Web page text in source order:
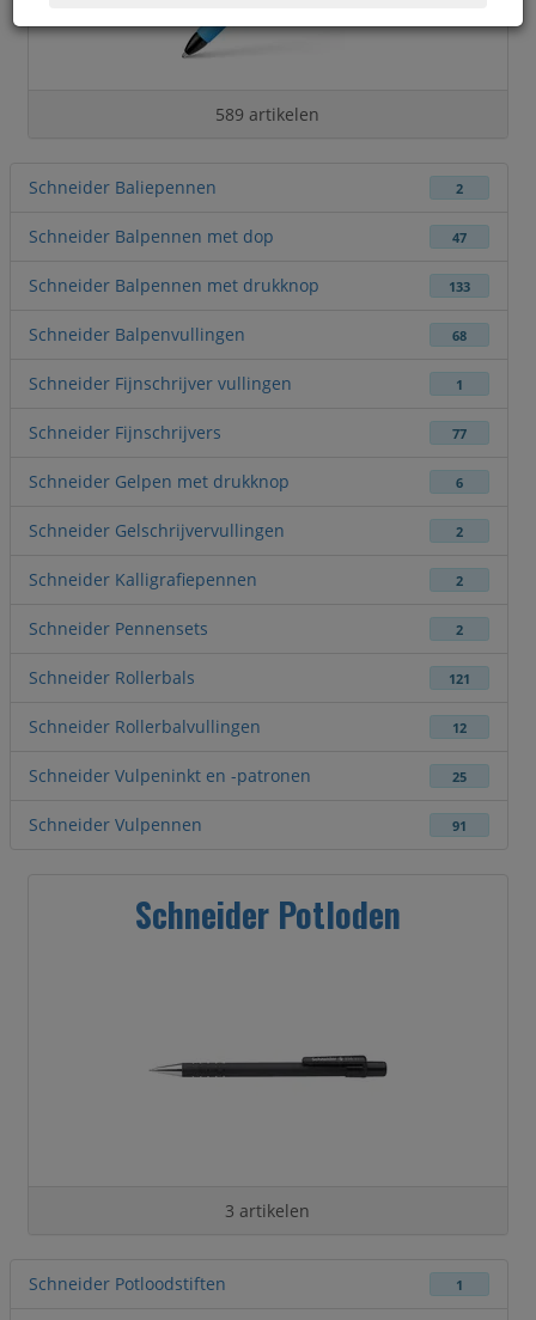
589 artikelen
Schneider Baliepennen 2
Schneider Balpennen met dop 47
Schneider Balpennen met drukknop 133
Schneider Balpenvullingen 68
Schneider Fijnschrijver vullingen 1
Schneider Fijnschrijvers 77
Schneider Gelpen met drukknop 6
Schneider Gelschrijvervullingen 2
Schneider Kalligrafiepennen 2
Schneider Pennensets 2
Schneider Rollerbals 121
Schneider Rollerbalvullingen 12
Schneider Vulpeninkt en -patronen 25
Schneider Vulpennen 91
Schneider Potloden
3 artikelen
Schneider Potloodstiften 1